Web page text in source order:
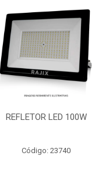
PLAFON LED EMB QD 18W
Código: 9174